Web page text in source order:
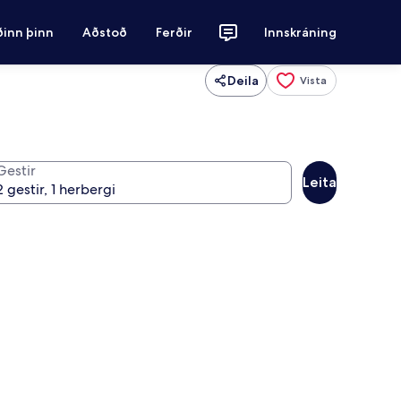
þinn Aðstoð Ferðir Innskráning
Deila Vista
Leita